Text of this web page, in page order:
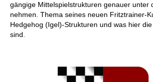
gängige Mittelspielstrukturen genauer unter
nehmen. Thema seines neuen Fritztrainer-
Hedgehog (Igel)-Strukturen und was hier
sind.